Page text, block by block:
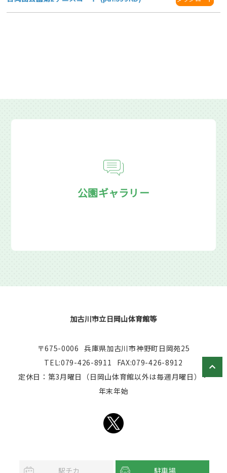
公園ギャラリー
加古川市立日岡山体育館等
〒675-0006 兵庫県加古川市神野町日岡苑25
TEL:079-426-8911
FAX:079-426-8912
定休日：第3月曜日（日岡山体育館以外は毎週月曜日）・
年末年始
駅チカ 駐車場